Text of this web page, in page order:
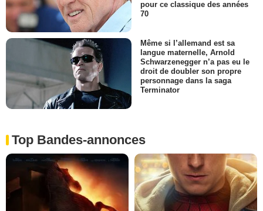
pour ce classique des années
70
Même si l’allemand est sa
langue maternelle, Arnold
Schwarzenegger n’a pas eu le
droit de doubler son propre
personnage dans la saga
Terminator
Top Bandes-annonces